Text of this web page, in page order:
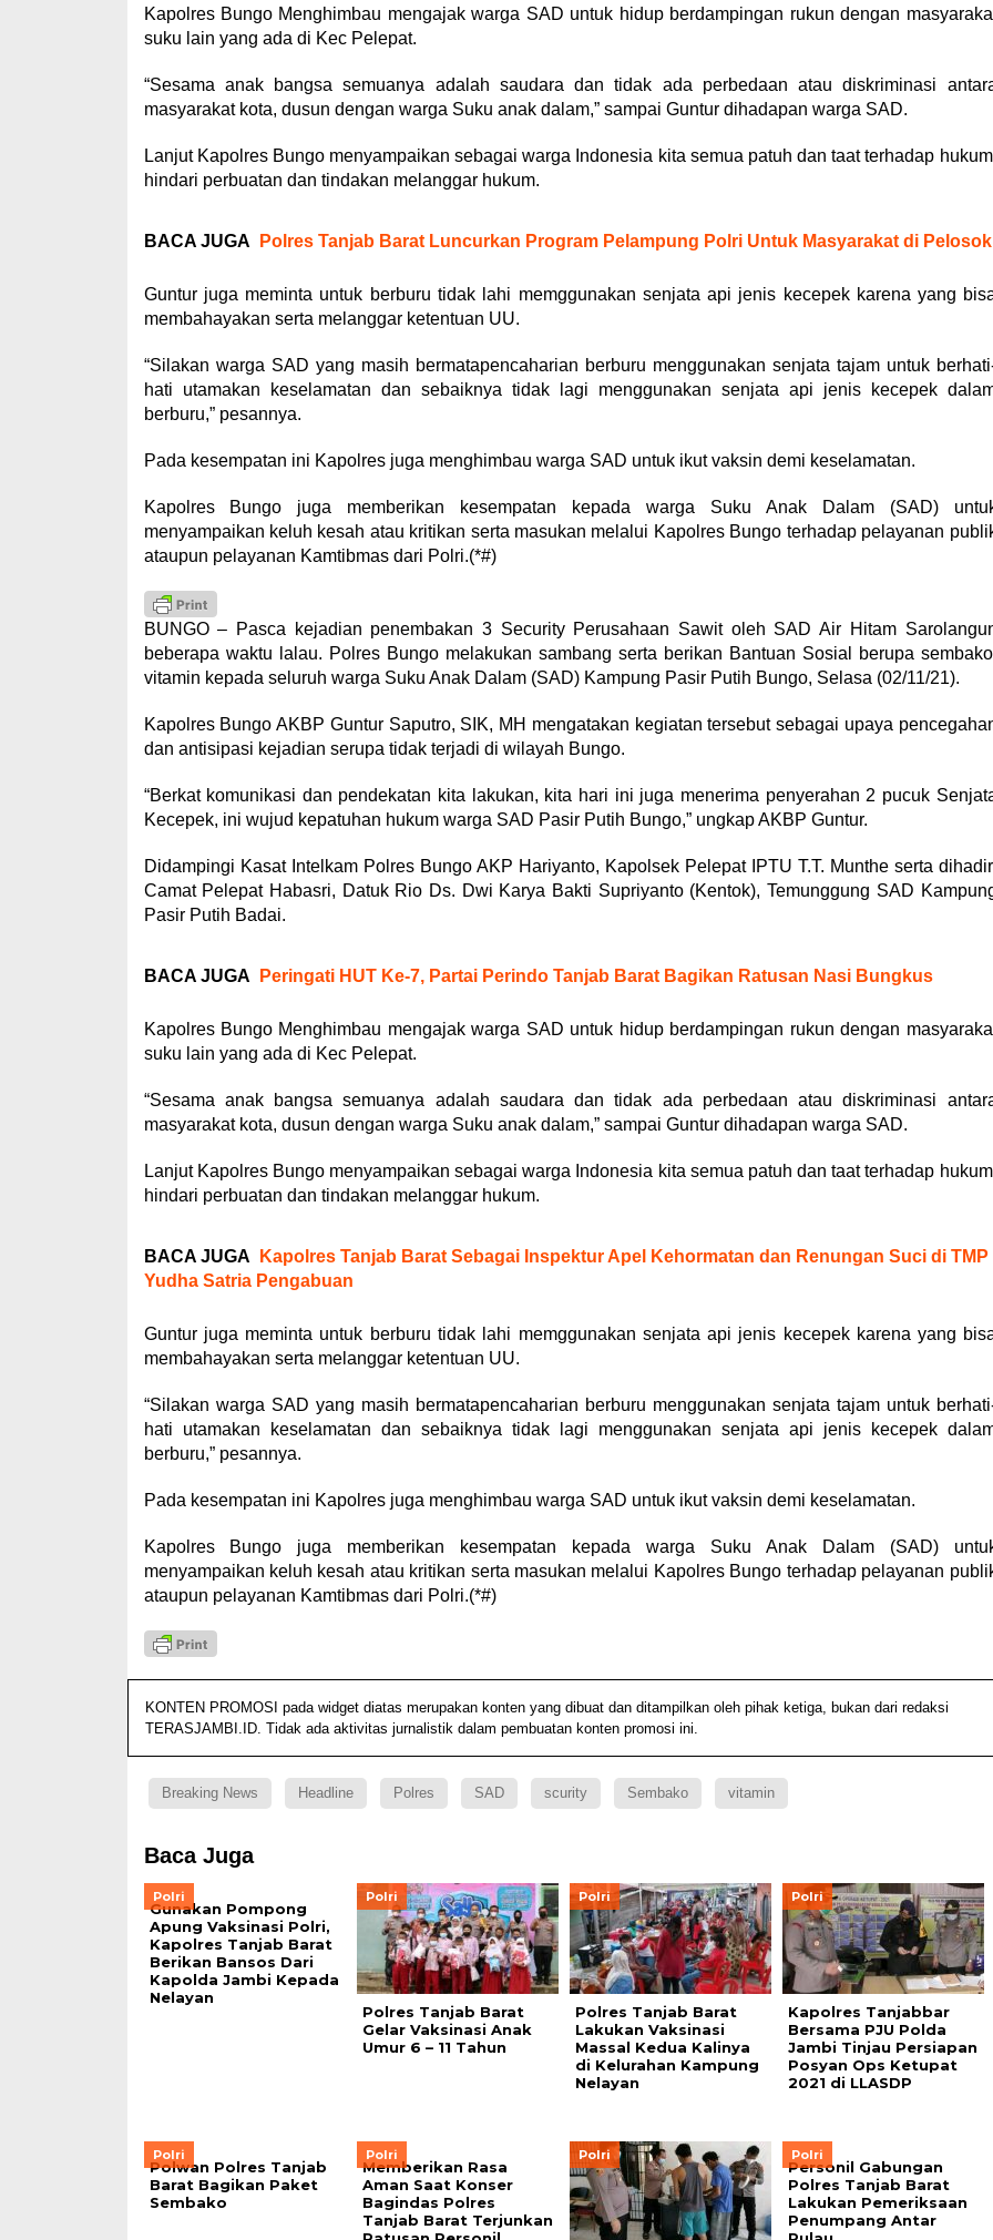
Kapolres Bungo Menghimbau mengajak warga SAD untuk hidup berdampingan rukun dengan
suku lain yang ada di Kec Pelepat.
“Sesama anak bangsa semuanya adalah saudara dan tidak ada perbedaan atau diskriminasi
masyarakat kota, dusun dengan warga Suku anak dalam,” sampai Guntur dihadapan warga SAD.
Lanjut Kapolres Bungo menyampaikan sebagai warga Indonesia kita semua patuh dan taat terhadap
hindari perbuatan dan tindakan melanggar hukum.
BACA JUGA Polres Tanjab Barat Luncurkan Program Pelampung Polri Untuk Masyarakat di Pelosok
Guntur juga meminta untuk berburu tidak lahi memggunakan senjata api jenis kecepek karena yang
membahayakan serta melanggar ketentuan UU.
“Silakan warga SAD yang masih bermatapencaharian berburu menggunakan senjata tajam untuk
hati utamakan keselamatan dan sebaiknya tidak lagi menggunakan senjata api jenis kecepek
berburu,” pesannya.
Pada kesempatan ini Kapolres juga menghimbau warga SAD untuk ikut vaksin demi keselamatan.
Kapolres Bungo juga memberikan kesempatan kepada warga Suku Anak Dalam (SAD)
menyampaikan keluh kesah atau kritikan serta masukan melalui Kapolres Bungo terhadap pelayanan
ataupun pelayanan Kamtibmas dari Polri.(*#)
BUNGO – Pasca kejadian penembakan 3 Security Perusahaan Sawit oleh SAD Air Hitam
beberapa waktu lalau. Polres Bungo melakukan sambang serta berikan Bantuan Sosial berupa
vitamin kepada seluruh warga Suku Anak Dalam (SAD) Kampung Pasir Putih Bungo, Selasa (02/11/21).
Kapolres Bungo AKBP Guntur Saputro, SIK, MH mengatakan kegiatan tersebut sebagai upaya
dan antisipasi kejadian serupa tidak terjadi di wilayah Bungo.
“Berkat komunikasi dan pendekatan kita lakukan, kita hari ini juga menerima penyerahan 2 pucuk
Kecepek, ini wujud kepatuhan hukum warga SAD Pasir Putih Bungo,” ungkap AKBP Guntur.
Didampingi Kasat Intelkam Polres Bungo AKP Hariyanto, Kapolsek Pelepat IPTU T.T. Munthe serta
Camat Pelepat Habasri, Datuk Rio Ds. Dwi Karya Bakti Supriyanto (Kentok), Temunggung SAD
Pasir Putih Badai.
BACA JUGA Peringati HUT Ke-7, Partai Perindo Tanjab Barat Bagikan Ratusan Nasi Bungkus
Kapolres Bungo Menghimbau mengajak warga SAD untuk hidup berdampingan rukun dengan
suku lain yang ada di Kec Pelepat.
“Sesama anak bangsa semuanya adalah saudara dan tidak ada perbedaan atau diskriminasi
masyarakat kota, dusun dengan warga Suku anak dalam,” sampai Guntur dihadapan warga SAD.
Lanjut Kapolres Bungo menyampaikan sebagai warga Indonesia kita semua patuh dan taat terhadap
hindari perbuatan dan tindakan melanggar hukum.
BACA JUGA
Kapolres Tanjab Barat Sebagai Inspektur Apel Kehormatan dan Renungan Suci di TMP
Yudha Satria Pengabuan
Guntur juga meminta untuk berburu tidak lahi memggunakan senjata api jenis kecepek karena yang
membahayakan serta melanggar ketentuan UU.
“Silakan warga SAD yang masih bermatapencaharian berburu menggunakan senjata tajam untuk
hati utamakan keselamatan dan sebaiknya tidak lagi menggunakan senjata api jenis kecepek
berburu,” pesannya.
Pada kesempatan ini Kapolres juga menghimbau warga SAD untuk ikut vaksin demi keselamatan.
Kapolres Bungo juga memberikan kesempatan kepada warga Suku Anak Dalam (SAD)
menyampaikan keluh kesah atau kritikan serta masukan melalui Kapolres Bungo terhadap pelayanan
ataupun pelayanan Kamtibmas dari Polri.(*#)
KONTEN PROMOSI pada widget diatas merupakan konten yang dibuat dan ditampilkan oleh pihak ketiga, bukan dari redaksi
TERASJAMBI.ID. Tidak ada aktivitas jurnalistik dalam pembuatan konten promosi ini.
Breaking News Headline Polres SAD scurity Sembako vitamin
Baca Juga
Polri
Gunakan Pompong
Apung Vaksinasi Polri,
Kapolres Tanjab Barat
Berikan Bansos Dari
Kapolda Jambi Kepada
Nelayan
Polri
Polres Tanjab Barat
Gelar Vaksinasi Anak
Umur 6 – 11 Tahun
Polri
Polres Tanjab Barat
Lakukan Vaksinasi
Massal Kedua Kalinya
di Kelurahan Kampung
Nelayan
Polri
Kapolres Tanjabbar
Bersama PJU Polda
Jambi Tinjau Persiapan
Posyan Ops Ketupat
2021 di LLASDP
Polri
Polwan Polres Tanjab
Barat Bagikan Paket
Sembako
Polri
Memberikan Rasa
Aman Saat Konser
Bagindas Polres
Tanjab Barat Terjunkan
Polri Polri
Personil Gabungan
Polres Tanjab Barat
Lakukan Pemeriksaan
Penumpang Antar